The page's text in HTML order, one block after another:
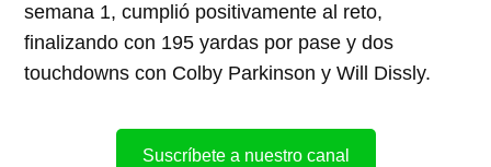
semana 1, cumplió positivamente al reto,
finalizando con 195 yardas por pase y dos
touchdowns con Colby Parkinson y Will Dissly.
Suscríbete a nuestro canal